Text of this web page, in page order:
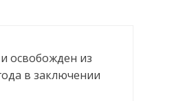
освобожден из
в заключении